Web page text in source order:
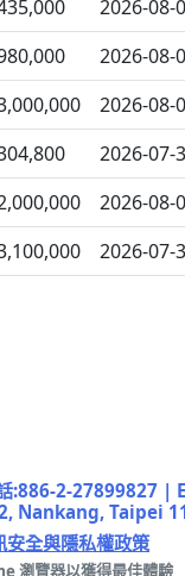
2026-08-
2026-08-
2026-08-
2026-07-
2026-08-
2026-07-
話:886-2-
Nankang, Taipei
安全與隱私權政策
瀏覽器以獲得最佳體驗